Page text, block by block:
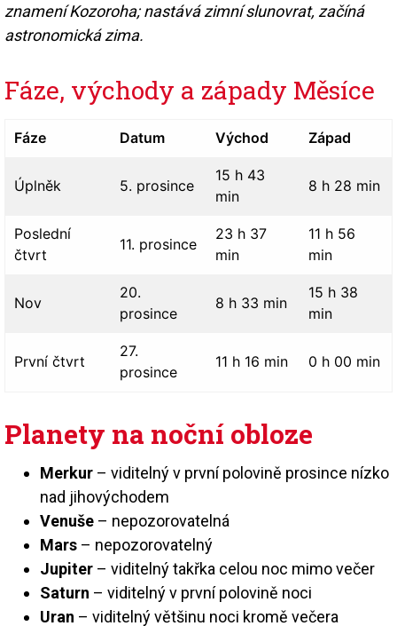
znamení Kozoroha; nastává zimní slunovrat, začíná
astronomická zima.
Fáze, východy a západy Měsíce
Fáze Datum Východ Západ
Úplněk 5. prosince
15 h 43
min
8 h 28 min
Poslední
čtvrt
11. prosince
23 h 37
min
11 h 56
min
Nov
20.
prosince
8 h 33 min
15 h 38
min
První čtvrt
27.
prosince
11 h 16 min 0 h 00 min
Planety na noční obloze
Merkur – viditelný v první polovině prosince nízko
nad jihovýchodem
Venuše – nepozorovatelná
Mars – nepozorovatelný
Jupiter – viditelný takřka celou noc mimo večer
Saturn – viditelný v první polovině noci
Uran – viditelný většinu noci kromě večera